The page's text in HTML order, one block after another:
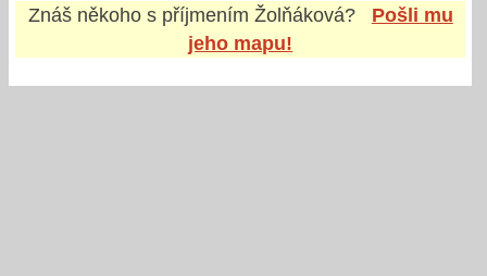
Znáš někoho s příjmením Žolňáková?
Pošli mu
jeho mapu!